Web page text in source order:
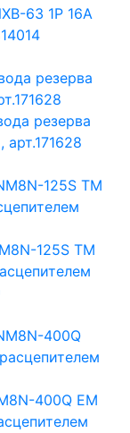
63 1P 16A
резерва
125S TM
400Q EM